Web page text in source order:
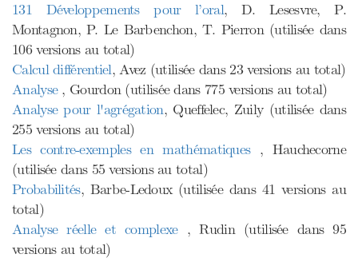
131 Développements pour l’oral, D. Lesesvre, P.
Montagnon, P. Le Barbenchon, T. Pierron (utilisée dans
106 versions au total)
Calcul différentiel, Avez (utilisée dans 23 versions au total)
Analyse , Gourdon (utilisée dans 775 versions au total)
Analyse pour l'agrégation, Queffelec, Zuily (utilisée dans
255 versions au total)
Les contre-exemples en mathématiques , Hauchecorne
(utilisée dans 55 versions au total)
Probabilités, Barbe-Ledoux (utilisée dans 41 versions au
total)
Analyse réelle et complexe , Rudin (utilisée dans 95
versions au total)